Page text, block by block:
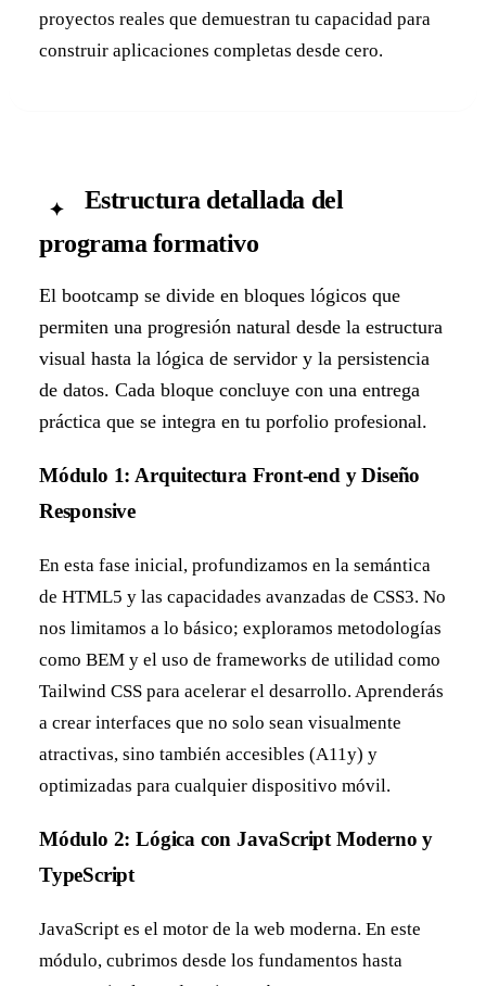
proyectos reales que demuestran tu capacidad para
construir aplicaciones completas desde cero.
✦
Estructura detallada del
programa formativo
El bootcamp se divide en bloques lógicos que
permiten una progresión natural desde la estructura
visual hasta la lógica de servidor y la persistencia
de datos. Cada bloque concluye con una entrega
práctica que se integra en tu porfolio profesional.
Módulo 1: Arquitectura Front-end y Diseño
Responsive
En esta fase inicial, profundizamos en la semántica
de HTML5 y las capacidades avanzadas de CSS3. No
nos limitamos a lo básico; exploramos metodologías
como BEM y el uso de frameworks de utilidad como
Tailwind CSS para acelerar el desarrollo. Aprenderás
a crear interfaces que no solo sean visualmente
atractivas, sino también accesibles (A11y) y
optimizadas para cualquier dispositivo móvil.
Módulo 2: Lógica con JavaScript Moderno y
TypeScript
JavaScript es el motor de la web moderna. En este
módulo, cubrimos desde los fundamentos hasta